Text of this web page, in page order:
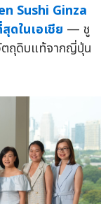
Sushi Ginza
ดในเอเชีย — ชู
ตถุดิบแท้จากญี่ปุ่น